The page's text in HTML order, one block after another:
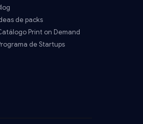
de packs
Print on Demand
de Startups